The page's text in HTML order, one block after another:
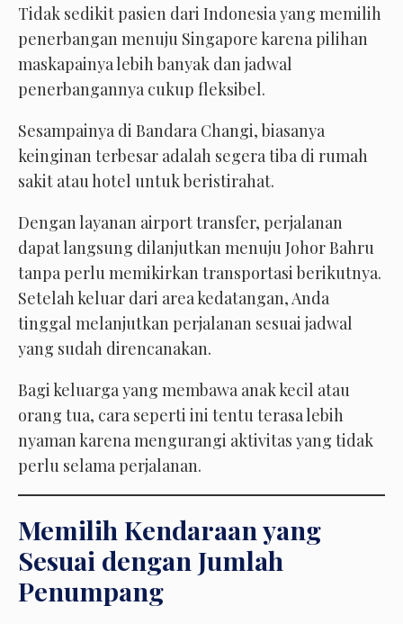
Tidak sedikit pasien dari Indonesia yang memilih
penerbangan menuju Singapore karena pilihan
maskapainya lebih banyak dan jadwal
penerbangannya cukup fleksibel.
Sesampainya di Bandara Changi, biasanya
keinginan terbesar adalah segera tiba di rumah
sakit atau hotel untuk beristirahat.
Dengan layanan airport transfer, perjalanan
dapat langsung dilanjutkan menuju Johor Bahru
tanpa perlu memikirkan transportasi berikutnya.
Setelah keluar dari area kedatangan, Anda
tinggal melanjutkan perjalanan sesuai jadwal
yang sudah direncanakan.
Bagi keluarga yang membawa anak kecil atau
orang tua, cara seperti ini tentu terasa lebih
nyaman karena mengurangi aktivitas yang tidak
perlu selama perjalanan.
Memilih Kendaraan yang
Sesuai dengan Jumlah
Penumpang